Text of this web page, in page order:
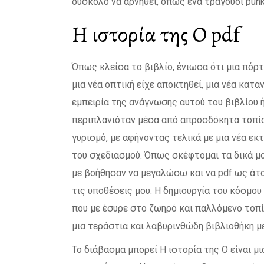
Η ιστορία της Ο pdf
Όπως κλείσα το βιβλίο, ένιωσα ότι μια
μια νέα οπτική είχε αποκτηθεί, μια νέα
εμπειρία της ανάγνωσης αυτού του βιβλίου
περιπλανιόταν μέσα από απροσδόκητα
γυρισμό, με αφήνοντας τελικά με μια νέα
του σχεδιασμού. Όπως σκέφτομαι τα δικά
με βοήθησαν να μεγαλώσω και να pdf ως
τις υποθέσεις μου. Η δημιουργία του
που με έσυρε στο ζωηρό και παλλόμενο
μια τεράστια και λαβυρινθώδη βιβλιοθήκη
Το διάβασμα μπορεί Η ιστορία της Ο είναι